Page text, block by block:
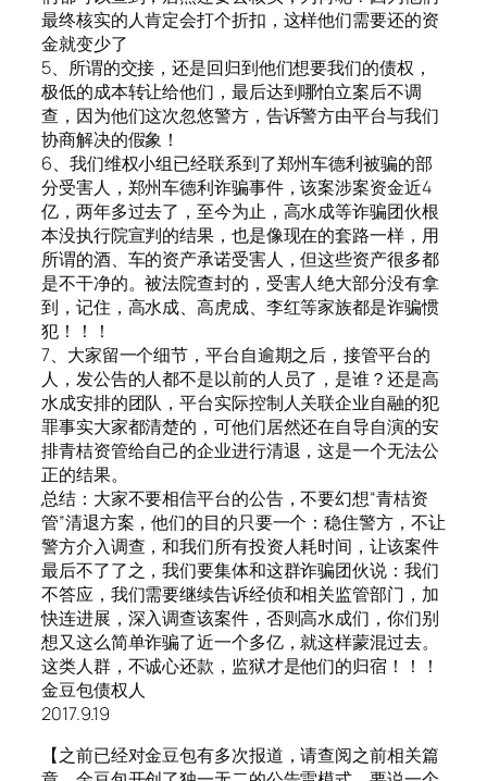
最终核实的人肯定会打个折扣，这样他们需要还的资
金就变少了
5、所谓的交接，还是回归到他们想要我们的债权，
极低的成本转让给他们，最后达到哪怕立案后不调
查，因为他们这次忽悠警方，告诉警方由平台与我们
协商解决的假象！
6、我们维权小组已经联系到了郑州车德利被骗的部
分受害人，郑州车德利诈骗事件，该案涉案资金近4
亿，两年多过去了，至今为止，高水成等诈骗团伙根
本没执行院宣判的结果，也是像现在的套路一样，用
所谓的酒、车的资产承诺受害人，但这些资产很多都
是不干净的。被法院查封的，受害人绝大部分没有拿
到，记住，高水成、高虎成、李红等家族都是诈骗惯
犯！！！
7、大家留一个细节，平台自逾期之后，接管平台的
人，发公告的人都不是以前的人员了，是谁？还是高
水成安排的团队，平台实际控制人关联企业自融的犯
罪事实大家都清楚的，可他们居然还在自导自演的安
排青桔资管给自己的企业进行清退，这是一个无法公
正的结果。
总结：大家不要相信平台的公告，不要幻想“青桔资
管”清退方案，他们的目的只要一个：稳住警方，不让
警方介入调查，和我们所有投资人耗时间，让该案件
最后不了了之，我们要集体和这群诈骗团伙说：我们
不答应，我们需要继续告诉经侦和相关监管部门，加
快连进展，深入调查该案件，否则高水成们，你们别
想又这么简单诈骗了近一个多亿，就这样蒙混过去。
这类人群，不诚心还款，监狱才是他们的归宿！！！
金豆包债权人
2017.9.19
【之前已经对金豆包有多次报道，请查阅之前相关篇